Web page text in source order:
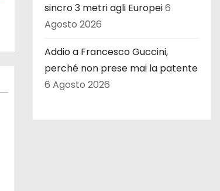
sincro 3 metri agli Europei6
Agosto 2026
Addio a Francesco Guccini,
perché non prese mai la patente
6 Agosto 2026